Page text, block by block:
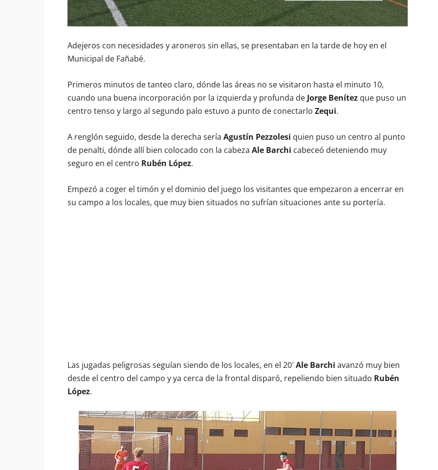
Adejeros con necesidades y aroneros sin ellas, se presentaban en la tarde de hoy en el
Municipal de Fañabé.
Primeros minutos de tanteo claro, dónde las áreas no se visitaron hasta el minuto 10,
cuando una buena incorporación por la izquierda y profunda de Jorge Benítez que puso un
centro tenso y largo al segundo palo estuvo a punto de conectarlo Zequi.
A renglón seguido, desde la derecha sería Agustín Pezzolesi quien puso un centro al punto
de penalti, dónde allí bien colocado con la cabeza Ale Barchi cabeceó deteniendo muy
seguro en el centro Rubén López.
Empezó a coger el timón y el dominio del juego los visitantes que empezaron a encerrar en
su campo a los locales, que muy bien situados no sufrían situaciones ante su portería.
Las jugadas peligrosas seguían siendo de los locales, en el 20′Ale Barchi avanzó muy bien
desde el centro del campo y ya cerca de la frontal disparó, repeliendo bien situado Rubén
López.